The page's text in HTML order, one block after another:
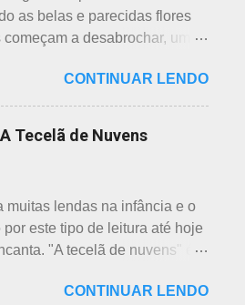
as belas e parecidas flores
começam a desabrochar, uma
a segunda em março e, no
março até abril, as cerejeiras.
que o clima pode
a florescência. Também
ou com o nome das
pelas cores e algumas
Saiba como identificar
- Ameixeira - Ume 梅 A
CONTINUAR LENDO
Tecelã de Nuvens
muitas lendas na infância e o
por este tipo de leitura até hoje
"A tecelã de nuvens" é
e - embora muitos
CONTINUAR LENDO